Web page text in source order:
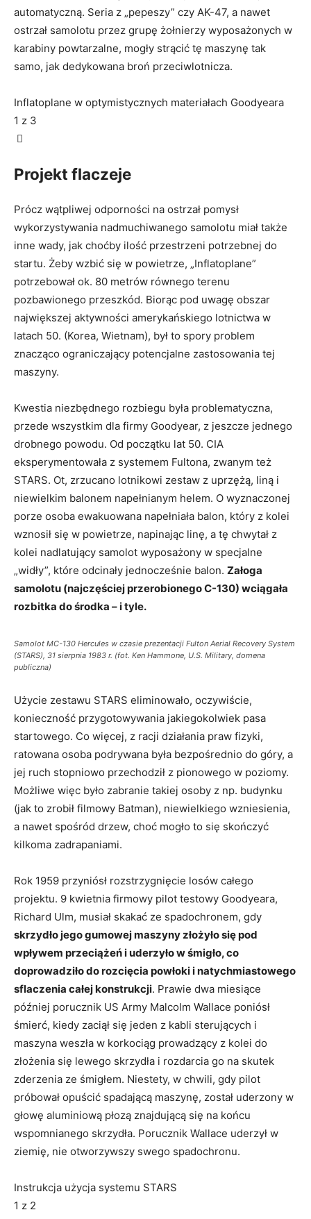
automatyczną. Seria z „pepeszy” czy AK-47, a nawet
ostrzał samolotu przez grupę żołnierzy wyposażonych w
karabiny powtarzalne, mogły strącić tę maszynę tak
samo, jak dedykowana broń przeciwlotnicza.
Inflatoplane w optymistycznych materiałach Goodyeara
1 z 3
Projekt flaczeje
Prócz wątpliwej odporności na ostrzał pomysł
wykorzystywania nadmuchiwanego samolotu miał także
inne wady, jak choćby ilość przestrzeni potrzebnej do
startu. Żeby wzbić się w powietrze, „Inflatoplane”
potrzebował ok. 80 metrów równego terenu
pozbawionego przeszkód. Biorąc pod uwagę obszar
największej aktywności amerykańskiego lotnictwa w
latach 50. (Korea, Wietnam), był to spory problem
znacząco ograniczający potencjalne zastosowania tej
maszyny.
Kwestia niezbędnego rozbiegu była problematyczna,
przede wszystkim dla firmy Goodyear, z jeszcze jednego
drobnego powodu. Od początku lat 50. CIA
eksperymentowała z systemem Fultona, zwanym też
STARS. Ot, zrzucano lotnikowi zestaw z uprzężą, liną i
niewielkim balonem napełnianym helem. O wyznaczonej
porze osoba ewakuowana napełniała balon, który z kolei
wznosił się w powietrze, napinając linę, a tę chwytał z
kolei nadlatujący samolot wyposażony w specjalne
„widły”, które odcinały jednocześnie balon. Załoga
samolotu (najczęściej przerobionego C-130) wciągała
rozbitka do środka – i tyle.
Samolot MC-130 Hercules w czasie prezentacji Fulton Aerial Recovery System
(STARS), 31 sierpnia 1983 r. (fot. Ken Hammone, U.S. Military, domena
publiczna)
Użycie zestawu STARS eliminowało, oczywiście,
konieczność przygotowywania jakiegokolwiek pasa
startowego. Co więcej, z racji działania praw fizyki,
ratowana osoba podrywana była bezpośrednio do góry, a
jej ruch stopniowo przechodził z pionowego w poziomy.
Możliwe więc było zabranie takiej osoby z np. budynku
(jak to zrobił filmowy Batman), niewielkiego wzniesienia,
a nawet spośród drzew, choć mogło to się skończyć
kilkoma zadrapaniami.
Rok 1959 przyniósł rozstrzygnięcie losów całego
projektu. 9 kwietnia firmowy pilot testowy Goodyeara,
Richard Ulm, musiał skakać ze spadochronem, gdy
skrzydło jego gumowej maszyny złożyło się pod
wpływem przeciążeń i uderzyło w śmigło, co
doprowadziło do rozcięcia powłoki i natychmiastowego
sflaczenia całej konstrukcji. Prawie dwa miesiące
później porucznik US Army Malcolm Wallace poniósł
śmierć, kiedy zaciął się jeden z kabli sterujących i
maszyna weszła w korkociąg prowadzący z kolei do
złożenia się lewego skrzydła i rozdarcia go na skutek
zderzenia ze śmigłem. Niestety, w chwili, gdy pilot
próbował opuścić spadającą maszynę, został uderzony w
głowę aluminiową płozą znajdującą się na końcu
wspomnianego skrzydła. Porucznik Wallace uderzył w
ziemię, nie otworzywszy swego spadochronu.
Instrukcja użycja systemu STARS
1 z 2